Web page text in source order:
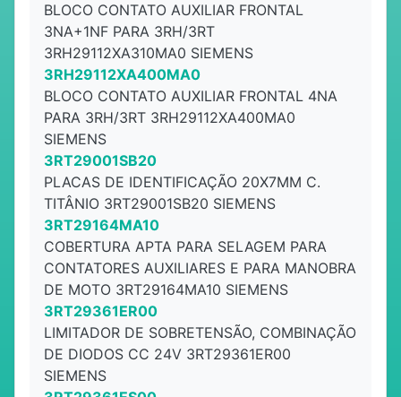
BLOCO CONTATO AUXILIAR FRONTAL
3NA+1NF PARA 3RH/3RT
3RH29112XA310MA0 SIEMENS
3RH29112XA400MA0
BLOCO CONTATO AUXILIAR FRONTAL 4NA
PARA 3RH/3RT 3RH29112XA400MA0
SIEMENS
3RT29001SB20
PLACAS DE IDENTIFICAÇÃO 20X7MM C.
TITÂNIO 3RT29001SB20 SIEMENS
3RT29164MA10
COBERTURA APTA PARA SELAGEM PARA
CONTATORES AUXILIARES E PARA MANOBRA
DE MOTO 3RT29164MA10 SIEMENS
3RT29361ER00
LIMITADOR DE SOBRETENSÃO, COMBINAÇÃO
DE DIODOS CC 24V 3RT29361ER00
SIEMENS